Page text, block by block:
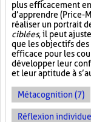
plus efficacement
d’apprendre (Price-
réaliser un portrait
ciblées, il peut
que les objectifs
efficace pour les
développer leur
et leur aptitude à
Métacognition (7)
Réflexion